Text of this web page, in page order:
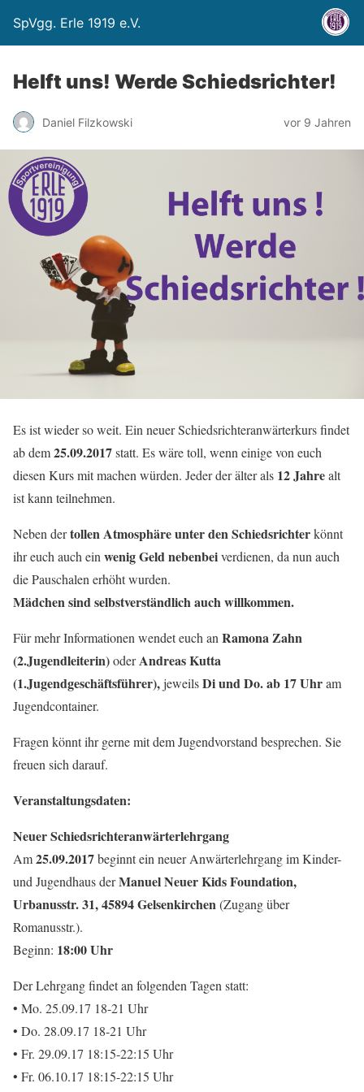
SpVgg. Erle 1919 e.V.
Helft uns! Werde Schiedsrichter!
Daniel Filzkowski vor 9 Jahren
Es ist wieder so weit. Ein neuer Schiedsrichteranwärterkurs findet
ab dem25.09.2017statt. Es wäre toll, wenn einige von euch
diesen Kurs mit machen würden. Jeder der älter als 12 Jahrealt
ist kann teilnehmen.
Neben dertollen Atmosphäre unter den Schiedsrichterkönnt
ihr euch auch ein wenig Geld nebenbeiverdienen, da nun auch
die Pauschalen erhöht wurden.
Mädchen sind selbstverständlich auch willkommen.
Für mehr Informationen wendet euch an Ramona Zahn
(2.Jugendleiterin)oderAndreas Kutta
(1.Jugendgeschäftsführer),jeweilsDi und Do. ab 17 Uhram
Jugendcontainer.
Fragen könnt ihr gerne mit dem Jugendvorstand besprechen. Sie
freuen sich darauf.
Veranstaltungsdaten:
Neuer Schiedsrichteranwärterlehrgang
Am25.09.2017beginnt ein neuer Anwärterlehrgang im Kinder-
und Jugendhaus derManuel Neuer Kids Foundation,
Urbanusstr. 31, 45894 Gelsenkirchen(Zugang über
Romanusstr.).
Beginn: 18:00 Uhr
Der Lehrgang findet an folgenden Tagen statt:
• Mo. 25.09.17 18-21 Uhr
• Do. 28.09.17 18-21 Uhr
• Fr. 29.09.17 18:15-22:15 Uhr
• Fr. 06.10.17 18:15-22:15 Uhr